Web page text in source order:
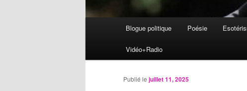
Aller
au
contenu
Blogue politique Poésie
Vidéo+Radio
Publié le juillet 11, 2025